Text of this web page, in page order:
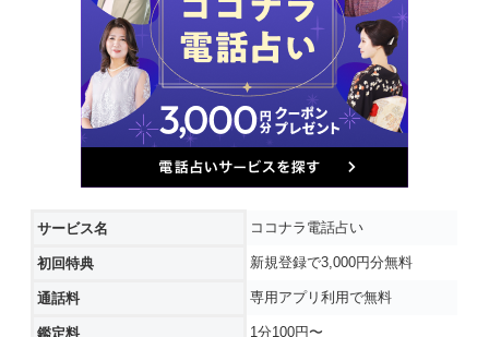
サービス名 ココナラ電話占い
初回特典 新規登録で3,000円分無料
通話料 専用アプリ利用で無料
鑑定料 1分100円〜